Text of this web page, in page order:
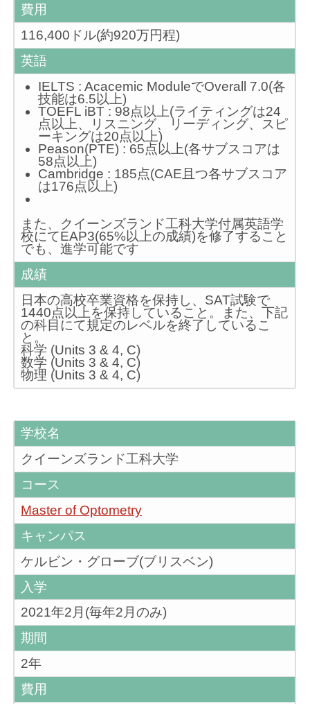
費用
116,400ドル(約920万円程)
英語
IELTS : Acacemic ModuleでOverall 7.0(各
技能は6.5以上)
TOEFL iBT : 98点以上(ライティングは24
点以上、リスニング、リーディング、スピ
ーキングは20点以上)
Peason(PTE) : 65点以上(各サブスコアは
58点以上)
Cambridge : 185点(CAE且つ各サブスコア
は176点以上)
また、クイーンズランド工科大学付属英語学
校にてEAP3(65%以上の成績)を修了すること
でも、進学可能です
成績
日本の高校卒業資格を保持し、SAT試験で
1440点以上を保持していること。また、下記
の科目にて規定のレベルを終了しているこ
と。
科学 (Units 3 & 4, C)
数学 (Units 3 & 4, C)
物理 (Units 3 & 4, C)
学校名
クイーンズランド工科大学
コース
Master of Optometry
キャンパス
ケルビン・グローブ(ブリスベン)
入学
2021年2月(毎年2月のみ)
期間
2年
費用